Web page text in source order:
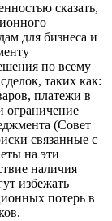
сказать,
для бизнеса и
по всему
таких как:
платежи в
ограничение
(Совет
связанные с
на эти
наличия
избежать
потерь в